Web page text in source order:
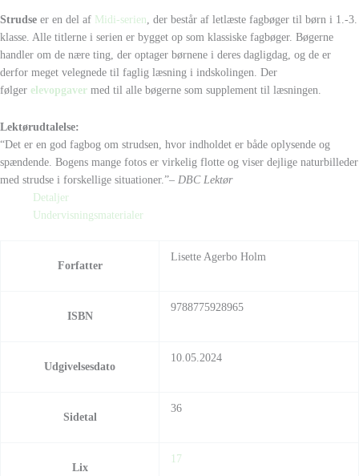
Strudse er en del af Midi-serien , der består af letlæste fagbøger til børn i 1.-3.
klasse. Alle titlerne i serien er bygget op som klassiske fagbøger. Bøgerne
handler om de nære ting, der optager børnene i deres dagligdag, og de er
derfor meget velegnede til faglig læsning i indskolingen. Der
følger elevopgaver med til alle bøgerne som supplement til læsningen.
Lektørudtalelse:
“Det er en god fagbog om strudsen, hvor indholdet er både oplysende og
spændende. Bogens mange fotos er virkelig flotte og viser dejlige naturbilleder
med strudse i forskellige situationer.”– DBC Lektør
Detaljer
Undervisningsmaterialer
Forfatter
Lisette Agerbo Holm
ISBN
9788775928965
Udgivelsesdato
10.05.2024
Sidetal
36
Lix
17